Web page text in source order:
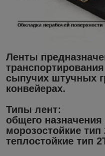
Ленты
сыпучих штучных
конвейерах.
Типы лент:
общего
морозостойкие
теплостойкие тип